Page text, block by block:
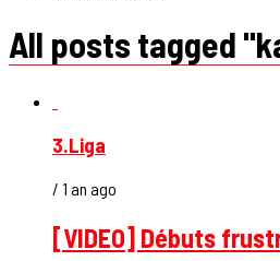
All posts tagged
3.Liga
/ 1 an ago
[VIDEO] Débuts